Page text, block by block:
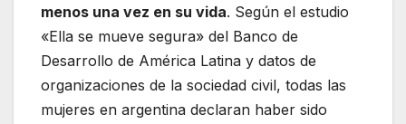
menos una vez en su vida. Según el estudio
«Ella se mueve segura» del Banco de
Desarrollo de América Latina y datos de
organizaciones de la sociedad civil, todas las
mujeres en argentina declaran haber sido